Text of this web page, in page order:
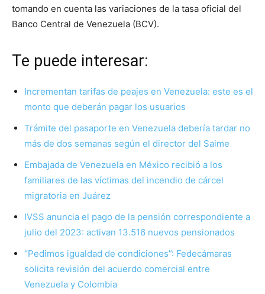
tomando en cuenta las variaciones de la tasa oficial del
Banco Central de Venezuela (BCV).
Te puede interesar:
Incrementan tarifas de peajes en Venezuela: este es el
monto que deberán pagar los usuarios
Trámite del pasaporte en Venezuela debería tardar no
más de dos semanas según el director del Saime
Embajada de Venezuela en México recibió a los
familiares de las víctimas del incendio de cárcel
migratoria en Juárez
IVSS anuncia el pago de la pensión correspondiente a
julio del 2023: activan 13.516 nuevos pensionados
“Pedimos igualdad de condiciones”: Fedecámaras
solicita revisión del acuerdo comercial entre
Venezuela y Colombia